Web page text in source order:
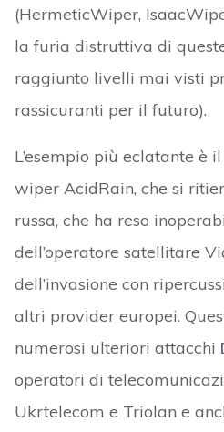
(HermeticWiper,
la furia distruttiva di
raggiunto livelli mai visti
rassicuranti per il futuro).
L’esempio più eclatante è
wiper AcidRain, che si
russa, che ha reso
dell’operatore satellitare
dell’invasione con
altri provider europei.
numerosi ulteriori attacchi
operatori di
Ukrtelecom e Triolan e